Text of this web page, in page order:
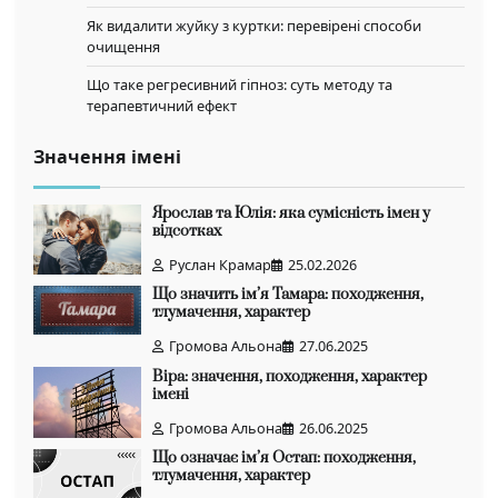
Як видалити жуйку з куртки: перевірені способи
очищення
Що таке регресивний гіпноз: суть методу та
терапевтичний ефект
Значення імені
Ярослав та Юлія: яка сумісність імен у
відсотках
Руслан Крамар
25.02.2026
Що значить ім’я Тамара: походження,
тлумачення, характер
Громова Альона
27.06.2025
Віра: значення, походження, характер
імені
Громова Альона
26.06.2025
Що означає ім’я Остап: походження,
тлумачення, характер